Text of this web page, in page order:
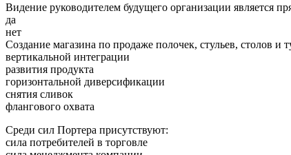
Видение руководителем будущего организации является
да
нет
Создание магазина по продаже полочек, стульев, столов
вертикальной интеграции
развития продукта
горизонтальной диверсификации
снятия сливок
флангового охвата
Среди сил Портера присутствуют:
сила потребителей в торговле